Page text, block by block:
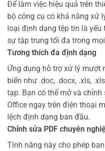
Để làm việc hiệu quả trên
bộ công cụ có khả năng xử
loại định dạng tệp tin là
sự tập trung tối đa trong
Tương thích đa định dạng
Ứng dụng hỗ trợ xử lý mượt
biến như .doc, .docx, .xls,
tạp. Bạn có thể mở và
Office ngay trên điện thoại
lệch định dạng ban đầu.
Chỉnh sửa PDF chuyên
Tính năng này cho phép